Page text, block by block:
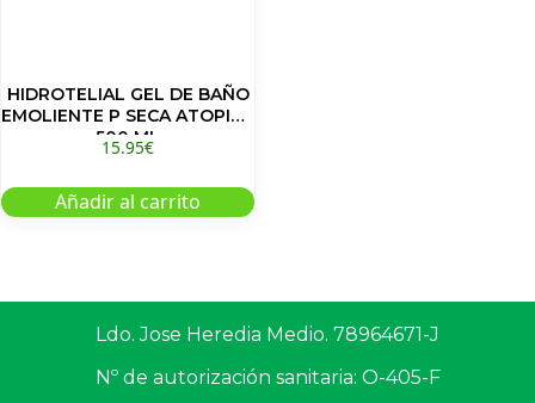
HIDROTELIAL GEL DE BAÑO
EMOLIENTE P SECA ATOPICA
500 ML
15.95€
Añadir al carrito
Ldo. Jose Heredia Medio. 78964671-J
Nº de autorización sanitaria: O-405-F